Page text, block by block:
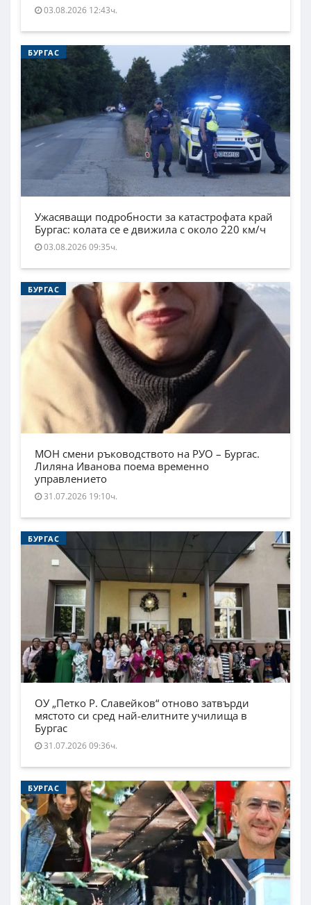
03.08.2026 12:43ч.
БУРГАС
Ужасяващи подробности за катастрофата край
Бургас: колата се е движила с около 220 км/ч
03.08.2026 09:35ч.
БУРГАС
МОН смени ръководството на РУО – Бургас.
Лиляна Иванова поема временно
управлението
31.07.2026 19:10ч.
БУРГАС
ОУ „Петко Р. Славейков“ отново затвърди
мястото си сред най-елитните училища в
Бургас
31.07.2026 09:36ч.
БУРГАС